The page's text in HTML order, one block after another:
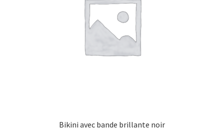
Bikini avec bande brillante noir